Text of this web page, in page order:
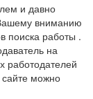
и давно
вниманию
поиска работы .
на
работодателей
можно